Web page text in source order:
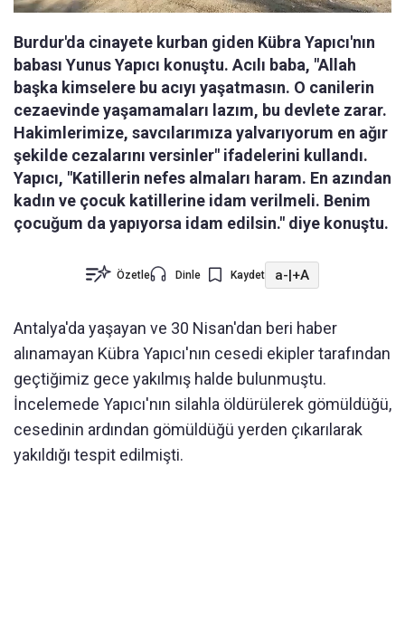
Burdur'da cinayete kurban giden Kübra Yapıcı'nın
babası Yunus Yapıcı konuştu. Acılı baba, "Allah
başka kimselere bu acıyı yaşatmasın. O canilerin
cezaevinde yaşamamaları lazım, bu devlete zarar.
Hakimlerimize, savcılarımıza yalvarıyorum en ağır
şekilde cezalarını versinler" ifadelerini kullandı.
Yapıcı, "Katillerin nefes almaları haram. En azından
kadın ve çocuk katillerine idam verilmeli. Benim
çocuğum da yapıyorsa idam edilsin." diye konuştu.
Özetle Dinle Kaydet a-|+A
Antalya'da yaşayan ve 30 Nisan'dan beri haber
alınamayan Kübra Yapıcı'nın cesedi ekipler tarafından
geçtiğimiz gece yakılmış halde bulunmuştu.
İncelemede Yapıcı'nın silahla öldürülerek gömüldüğü,
cesedinin ardından gömüldüğü yerden çıkarılarak
yakıldığı tespit edilmişti.